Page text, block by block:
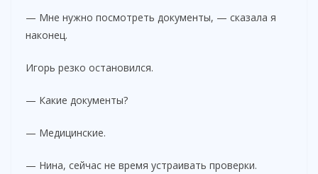
— Мне нужно посмотреть документы, — сказала я
наконец.
Игорь резко остановился.
— Какие документы?
— Медицинские.
— Нина, сейчас не время устраивать проверки.